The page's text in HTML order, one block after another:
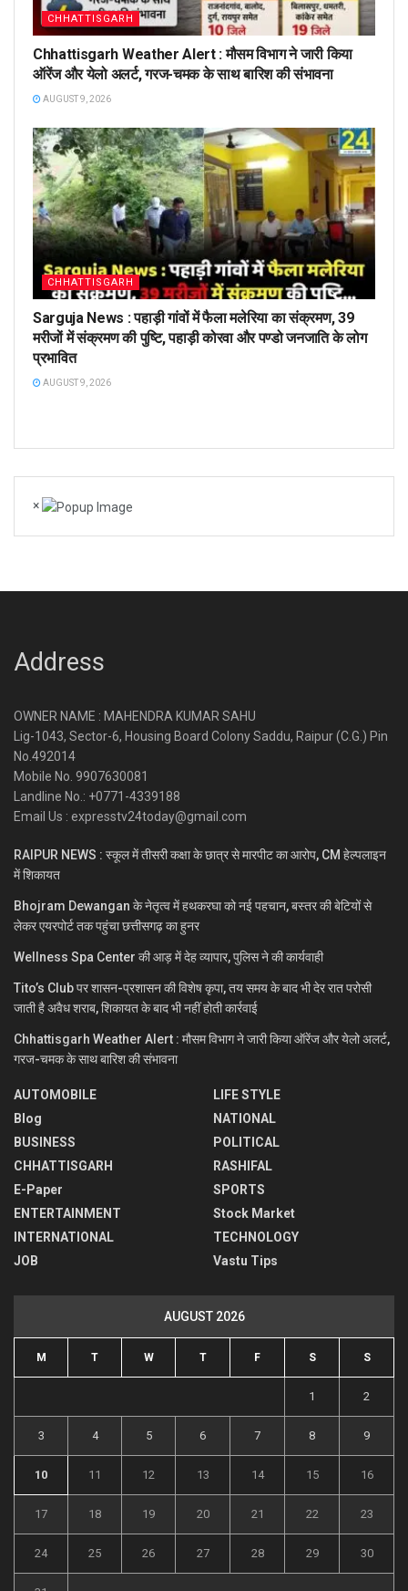
CHHATTISGARH
Chhattisgarh Weather Alert : मौसम विभाग ने जारी किया
ऑरेंज और येलो अलर्ट, गरज-चमक के साथ बारिश की संभावना
AUGUST 9, 2026
CHHATTISGARH
Sarguja News : पहाड़ी गांवों में फैला मलेरिया का संक्रमण, 39
मरीजों में संक्रमण की पुष्टि, पहाड़ी कोरवा और पण्डो जनजाति के लोग
प्रभावित
AUGUST 9, 2026
×
Address
OWNER NAME : MAHENDRA KUMAR SAHU
Lig-1043, Sector-6, Housing Board Colony Saddu, Raipur (C.G.) Pin
No.492014
Mobile No. 9907630081
Landline No.: +0771-4339188
Email Us : expresstv24today@gmail.com
RAIPUR NEWS : स्कूल में तीसरी कक्षा के छात्र से मारपीट का आरोप, CM हेल्पलाइन
में शिकायत
Bhojram Dewangan के नेतृत्व में हथकरघा को नई पहचान, बस्तर की बेटियों से
लेकर एयरपोर्ट तक पहुंचा छत्तीसगढ़ का हुनर
Wellness Spa Center की आड़ में देह व्यापार, पुलिस ने की कार्यवाही
Tito’s Club पर शासन-प्रशासन की विशेष कृपा, तय समय के बाद भी देर रात परोसी
जाती है अवैध शराब, शिकायत के बाद भी नहीं होती कार्रवाई
Chhattisgarh Weather Alert : मौसम विभाग ने जारी किया ऑरेंज और येलो अलर्ट,
गरज-चमक के साथ बारिश की संभावना
AUTOMOBILE
Blog
BUSINESS
CHHATTISGARH
E-Paper
ENTERTAINMENT
INTERNATIONAL
JOB
LIFE STYLE
NATIONAL
POLITICAL
RASHIFAL
SPORTS
Stock Market
TECHNOLOGY
Vastu Tips
AUGUST 2026
M T W T F S S
1 2
3 4 5 6 7 8 9
10 11 12 13 14 15 16
17 18 19 20 21 22 23
24 25 26 27 28 29 30